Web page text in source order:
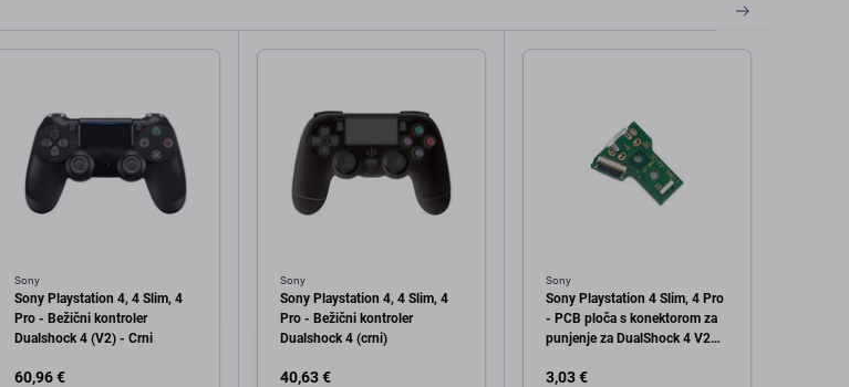
Sony
Sony Playstation 4, 4 Slim, 4
Pro - Bežični kontroler
Dualshock 4 (V2) - Crni
60,96 €
Sony
Sony Playstation 4, 4 Slim, 4
Pro - Bežični kontroler
Dualshock 4 (crni)
40,63 €
Sony
Sony Playstation 4 Slim, 4 Pro
- PCB ploča s konektorom za
punjenje za DualShock 4 V2
3,03 €